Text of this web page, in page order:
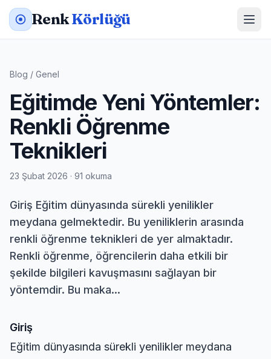
RenkKörlüğü
Blog / Genel
Eğitimde Yeni Yöntemler:
Renkli Öğrenme
Teknikleri
23 Şubat 2026 · 91 okuma
Giriş Eğitim dünyasında sürekli yenilikler
meydana gelmektedir. Bu yeniliklerin arasında
renkli öğrenme teknikleri de yer almaktadır.
Renkli öğrenme, öğrencilerin daha etkili bir
şekilde bilgileri kavuşmasını sağlayan bir
yöntemdir. Bu maka...
Giriş
Eğitim dünyasında sürekli yenilikler meydana